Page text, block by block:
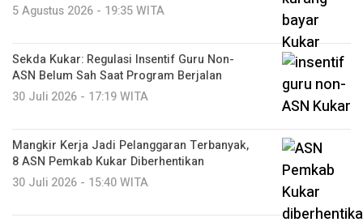
5 Agustus 2026 - 19:35 WITA
Sekda Kukar: Regulasi Insentif Guru Non-
ASN Belum Sah Saat Program Berjalan
30 Juli 2026 - 17:19 WITA
Mangkir Kerja Jadi Pelanggaran Terbanyak,
8 ASN Pemkab Kukar Diberhentikan
30 Juli 2026 - 15:40 WITA